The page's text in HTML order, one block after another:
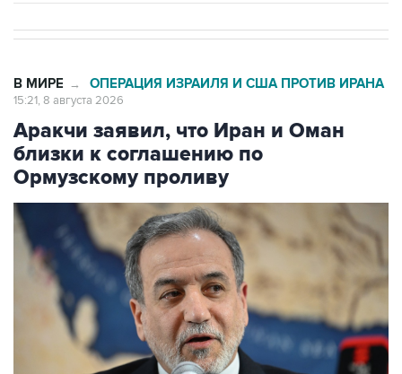
Аракчи заявил, что Иран и Оман
близки к соглашению по
Ормузскому проливу